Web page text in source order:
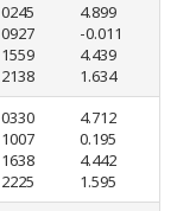
0245
0927
1559
2138
4.899
-0.011
4.439
1.634
0330
1007
1638
2225
4.712
0.195
4.442
1.595